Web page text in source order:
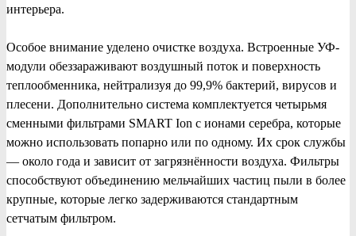
интерьера.
Особое внимание уделено очистке воздуха. Встроенные УФ-
модули обеззараживают воздушный поток и поверхность
теплообменника, нейтрализуя до 99,9% бактерий, вирусов и
плесени. Дополнительно система комплектуется четырьмя
сменными фильтрами SMART Ion с ионами серебра, которые
можно использовать попарно или по одному. Их срок службы
— около года и зависит от загрязнённости воздуха. Фильтры
способствуют объединению мельчайших частиц пыли в более
крупные, которые легко задерживаются стандартным
сетчатым фильтром.